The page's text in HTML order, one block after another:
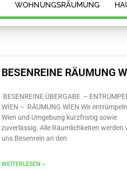
WOHNUNGSRÄUMUNG
BESENREINE RÄUMUNG
BESENREINE ÜBERGABE –
WİEN – RÄUMUNG WİEN Wir
Wien und Umgebung kurzfristig sowie
zuverlässig. Alle Räumlichkeiten werden
uns Besenrein an den
WEITERLESEN »